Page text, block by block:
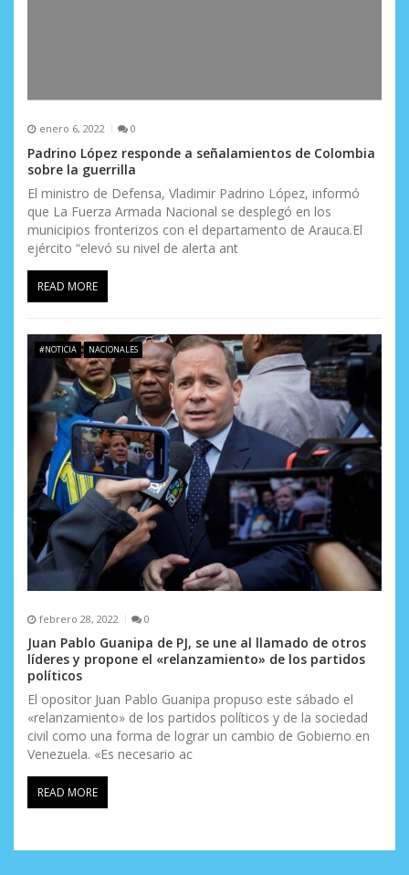
enero 6, 2022 0
Padrino López responde a señalamientos de Colombia
sobre la guerrilla
El ministro de Defensa, Vladimir Padrino López, informó
que La Fuerza Armada Nacional se desplegó en los
municipios fronterizos con el departamento de Arauca.El
ejército “elevó su nivel de alerta ant
READ MORE
#NOTICIA NACIONALES
febrero 28, 2022 0
Juan Pablo Guanipa de PJ, se une al llamado de otros
líderes y propone el «relanzamiento» de los partidos
políticos
El opositor Juan Pablo Guanipa propuso este sábado el
«relanzamiento» de los partidos políticos y de la sociedad
civil como una forma de lograr un cambio de Gobierno en
Venezuela. «Es necesario ac
READ MORE